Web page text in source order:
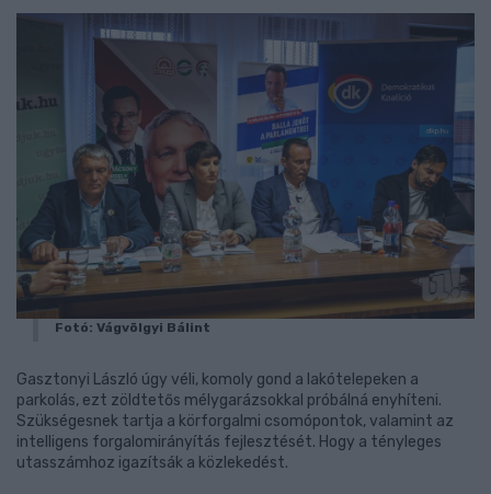
Fotó: Vágvölgyi Bálint
Gasztonyi László úgy véli, komoly gond a lakótelepeken a
parkolás, ezt zöldtetős mélygarázsokkal próbálná enyhíteni.
Szükségesnek tartja a körforgalmi csomópontok, valamint az
intelligens forgalomirányítás fejlesztését. Hogy a tényleges
utasszámhoz igazítsák a közlekedést.